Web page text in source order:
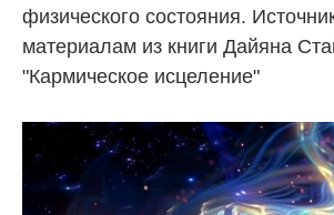
физического состояния.
материалам из книги Дайяна
"Кармическое исцеление"